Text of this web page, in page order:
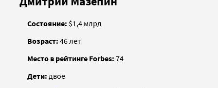
Состояние: $1,4 млрд
Возраст: 46 лет
Место в рейтинге Forbes: 74
Дети: двое